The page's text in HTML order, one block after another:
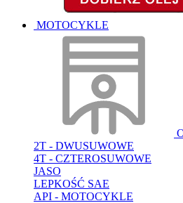
MOTOCYKLE
2T - DWUSUWOWE
4T - CZTEROSUWOWE
JASO
LEPKOŚĆ SAE
API - MOTOCYKLE